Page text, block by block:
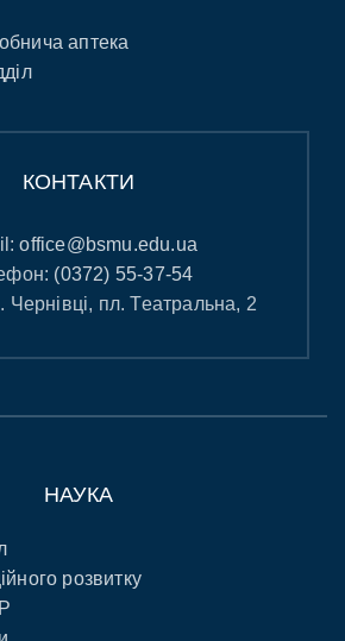
аптека
КОНТАКТИ
office@bsmu.edu.ua
(0372) 55-37-54
пл. Театральна, 2
НАУКА
розвитку